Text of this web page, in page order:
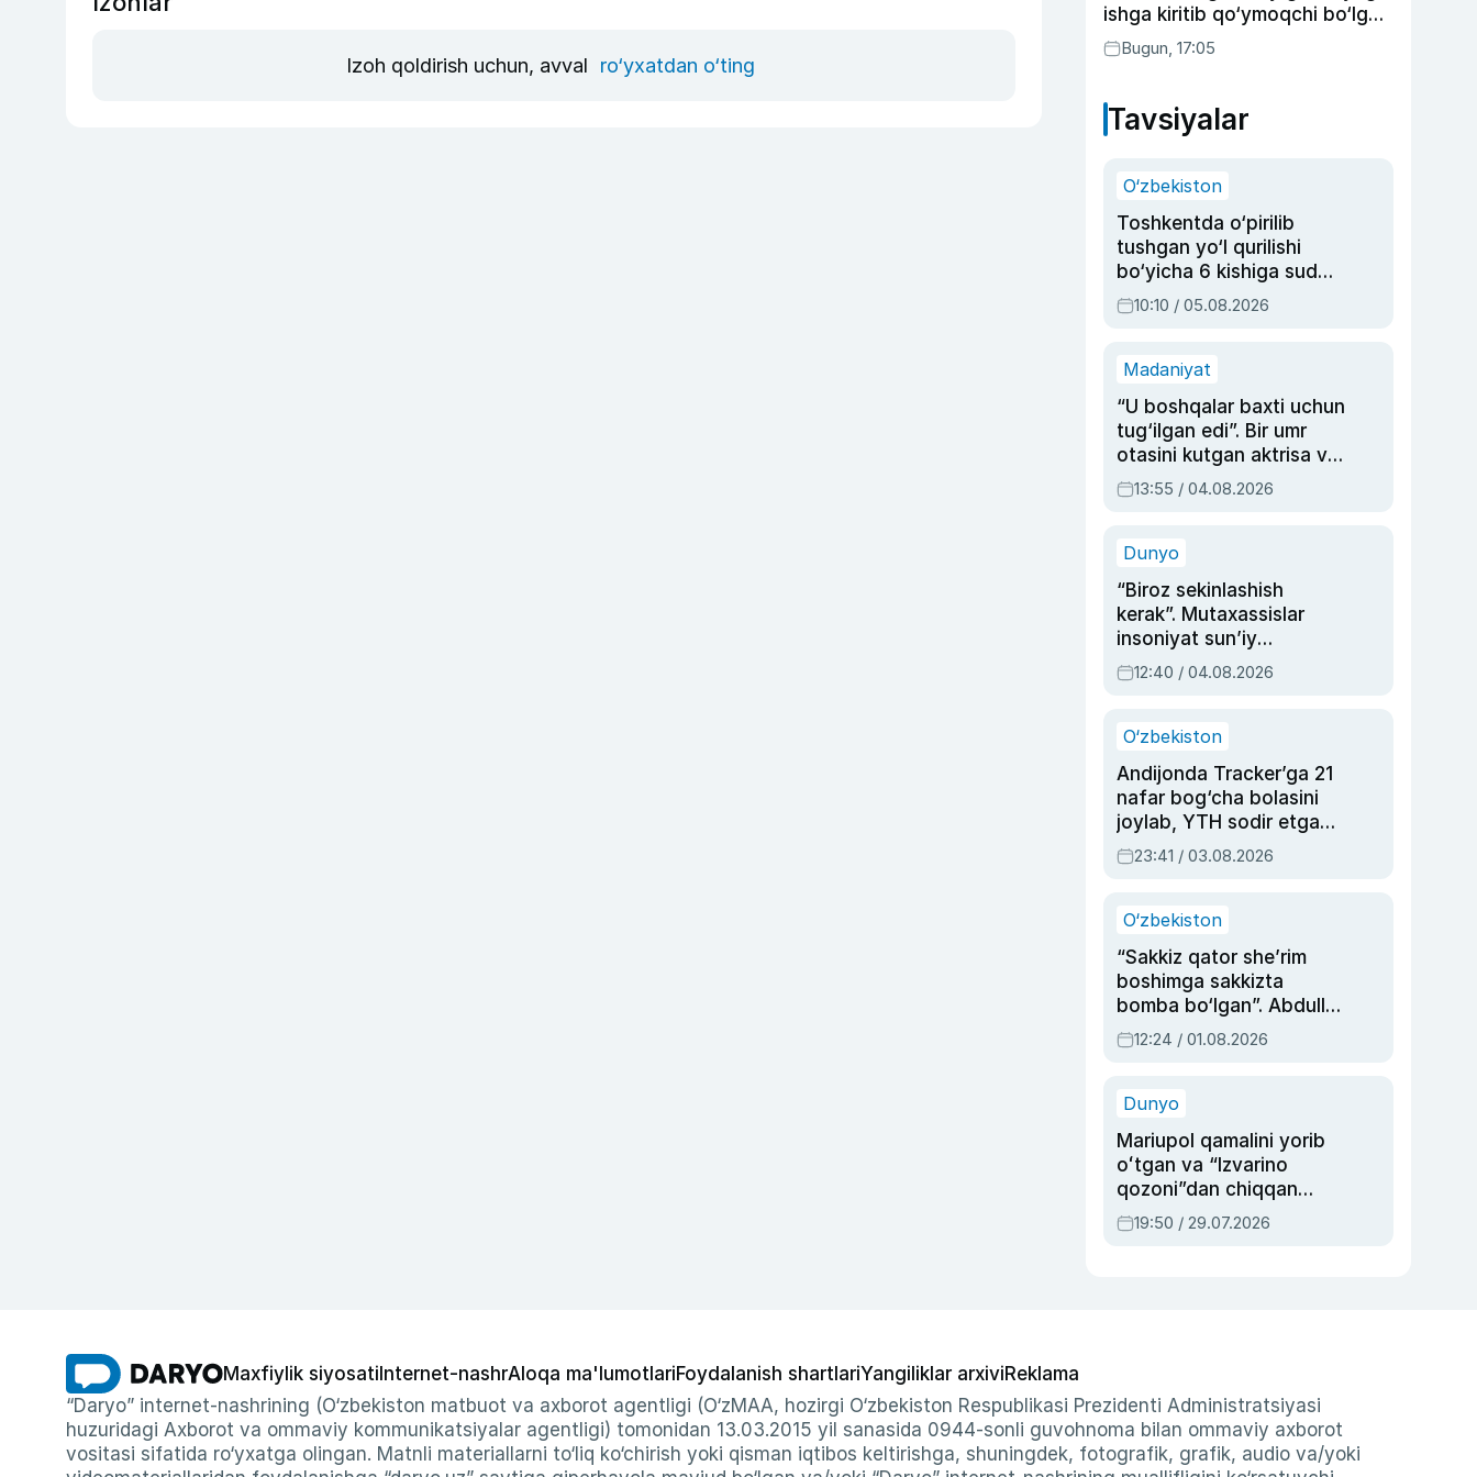
Izoh qoldirish uchun, avval ro‘yxatdan o‘ting
ishga kiritib qo‘ymoqchi bo‘lgan
shaxs ushlandi
Bugun, 17:05
Tavsiyalar
O‘zbekiston
Toshkentda o‘pirilib
tushgan yo‘l qurilishi
bo‘yicha 6 kishiga sud
hukmi o‘qildi
10:10 / 05.08.2026
Madaniyat
“U boshqalar baxti uchun
tug‘ilgan edi”. Bir umr
otasini kutgan aktrisa va
dublyaj ustasi Rimma
Ahmedovaning
13:55 / 04.08.2026
Dunyo
“Biroz sekinlashish
kerak”. Mutaxassislar
insoniyat sun’iy
intellektni boshqara
olmay qolishidan xavotir
12:40 / 04.08.2026
O‘zbekiston
Andijonda Tracker’ga 21
nafar bog‘cha bolasini
joylab, YTH sodir etgan
ayolga sud hukmi o‘qildi
23:41 / 03.08.2026
O‘zbekiston
“Sakkiz qator she’rim
boshimga sakkizta
bomba bo‘lgan”. Abdulla
Oripovni siyosiy
ayblovlardan asrab
12:24 / 01.08.2026
Dunyo
Mariupol qamalini yorib
oʻtgan va “Izvarino
qozoni”dan chiqqan
qahramon — Ukraina
armiyasi bosh
19:50 / 29.07.2026
Maxfiylik siyosati Internet-nashrAloqa ma'lumotlariFoydalanish shartlariYangiliklar arxiviReklama
“Daryo” internet-nashrining (O‘zbekiston matbuot va axborot agentligi (O‘zMAA, hozirgi O‘zbekiston Respublikasi Prezidenti Administratsiyasi
huzuridagi Axborot va ommaviy kommunikatsiyalar agentligi) tomonidan 13.03.2015 yil sanasida 0944-sonli guvohnoma bilan ommaviy axborot
vositasi sifatida ro‘yxatga olingan. Matnli materiallarni to‘liq ko‘chirish yoki qisman iqtibos keltirishga, shuningdek, fotografik, grafik, audio va/yoki